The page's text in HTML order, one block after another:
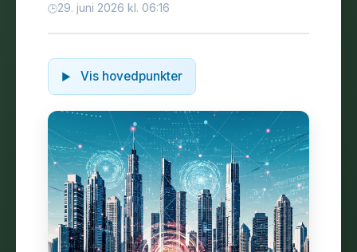
29. juni 2026 kl. 06:16
Vis hovedpunkter